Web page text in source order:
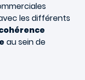
les différents
au sein de